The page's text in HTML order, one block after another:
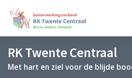
RK Twente Centraal
Met hart en ziel voor de blijde